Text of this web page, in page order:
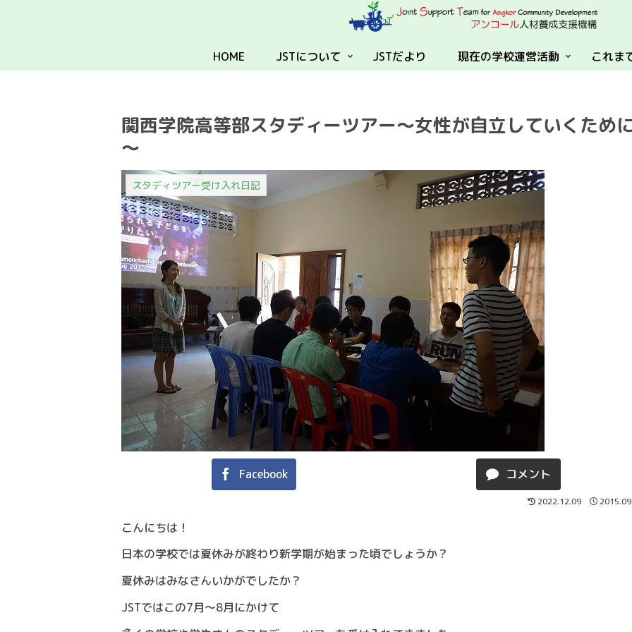
HOME JSTについて JSTだより 現在の学校運営活動 これま
関西学院高等部スタディーツアー～女性が自立していくため
～
スタディツアー受け入れ日記
Facebook コメント
2022.12.09
こんにちは！
日本の学校では夏休みが終わり新学期が始まった頃でしょうか？
夏休みはみなさんいかがでしたか？
JSTではこの7月～8月にかけて